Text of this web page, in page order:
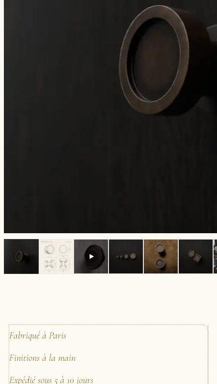
Fabriqué à Paris
Finitions à la main
Expédié sous 5 à 10 jours